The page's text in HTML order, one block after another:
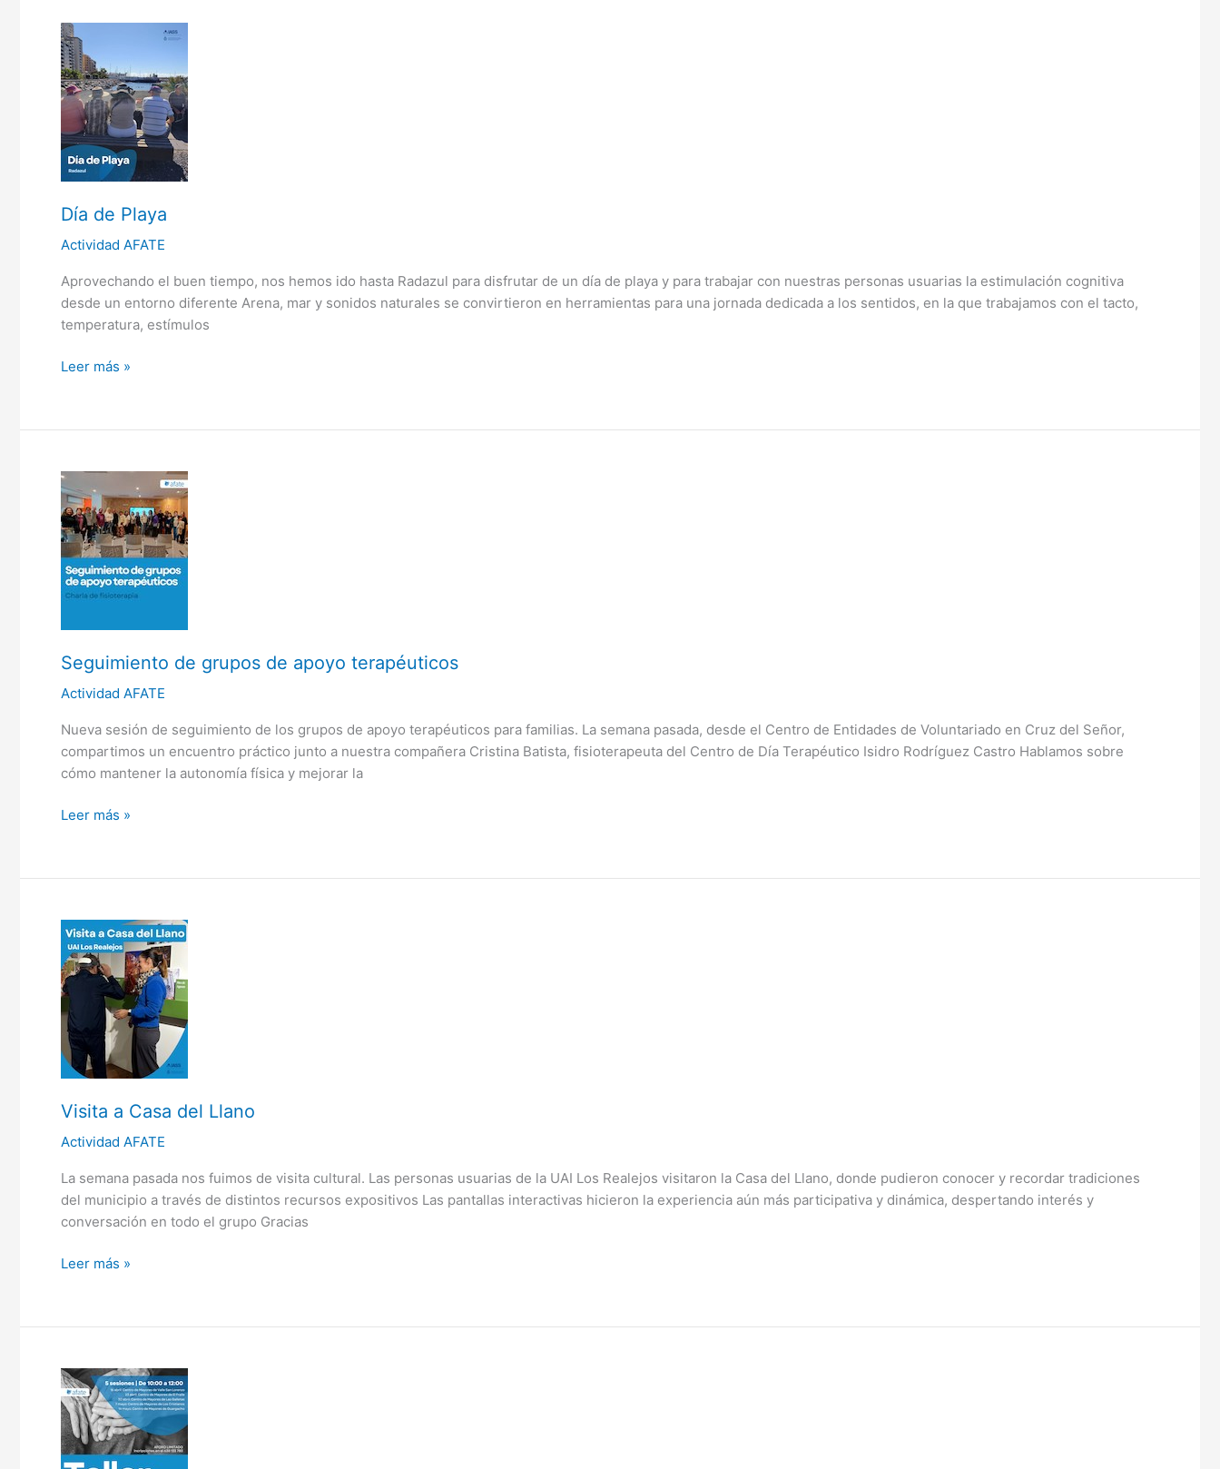
Día de Playa
Actividad AFATE
Aprovechando el buen tiempo, nos hemos ido hasta Radazul para disfrutar de un día de playa y para trabajar con nuestras personas usuarias la estimulación cognitiva
desde un entorno diferente Arena, mar y sonidos naturales se convirtieron en herramientas para una jornada dedicada a los sentidos, en la que trabajamos con el tacto,
temperatura, estímulos
Día
de
Playa
Leer más »
Seguimiento de grupos de apoyo terapéuticos
Actividad AFATE
Nueva sesión de seguimiento de los grupos de apoyo terapéuticos para familias. La semana pasada, desde el Centro de Entidades de Voluntariado en Cruz del Señor,
compartimos un encuentro práctico junto a nuestra compañera Cristina Batista, fisioterapeuta del Centro de Día Terapéutico Isidro Rodríguez Castro Hablamos sobre
cómo mantener la autonomía física y mejorar la
Seguimiento
de
grupos
de
apoyo
terapéuticos
Leer más »
Visita a Casa del Llano
Actividad AFATE
La semana pasada nos fuimos de visita cultural. Las personas usuarias de la UAI Los Realejos visitaron la Casa del Llano, donde pudieron conocer y recordar tradiciones
del municipio a través de distintos recursos expositivos Las pantallas interactivas hicieron la experiencia aún más participativa y dinámica, despertando interés y
conversación en todo el grupo Gracias
Visita
a
Casa
del
Llano
Leer más »
Taller